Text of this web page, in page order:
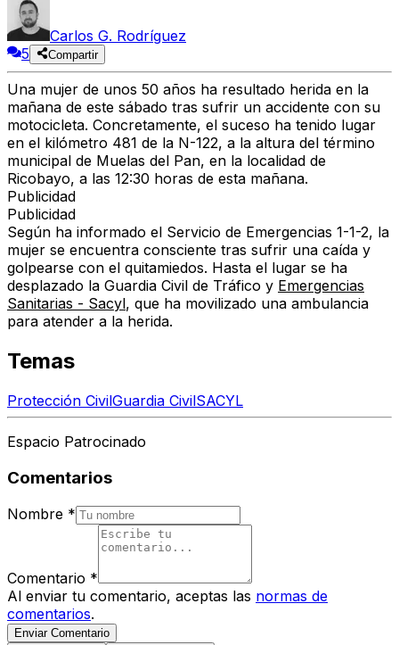
Carlos G. Rodríguez
5
Compartir
Una mujer de unos 50 años ha resultado herida en la
mañana de este sábado tras sufrir un accidente con su
motocicleta. Concretamente, el suceso ha tenido lugar
en el kilómetro 481 de la N-122, a la altura del término
municipal de Muelas del Pan, en la localidad de
Ricobayo, a las 12:30 horas de esta mañana.
Publicidad
Publicidad
Según ha informado el Servicio de Emergencias 1-1-2, la
mujer se encuentra consciente tras sufrir una caída y
golpearse con el quitamiedos. Hasta el lugar se ha
desplazado la Guardia Civil de Tráfico y Emergencias
Sanitarias - Sacyl, que ha movilizado una ambulancia
para atender a la herida.
Temas
Protección CivilGuardia CivilSACYL
Espacio Patrocinado
Comentarios
Nombre *
Comentario *
Al enviar tu comentario, aceptas las normas de
comentarios.
Enviar Comentario